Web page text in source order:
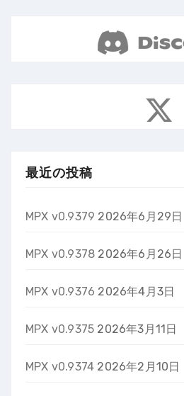
最近の投稿
MPX v0.9379 2026年6月29日
MPX v0.9378 2026年6月26日
MPX v0.9376 2026年4月3日
MPX v0.9375 2026年3月11日
MPX v0.9374 2026年2月10日